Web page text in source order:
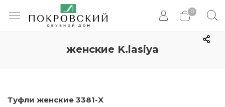
0
женские K.lasiya
Туфли женские 3381-X